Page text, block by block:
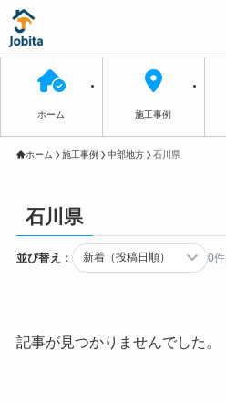
ホーム 施工事例
ホーム 施工事例 中部地方 石川県
石川県
並び替え： 0件
記事が見つかりませんでした。